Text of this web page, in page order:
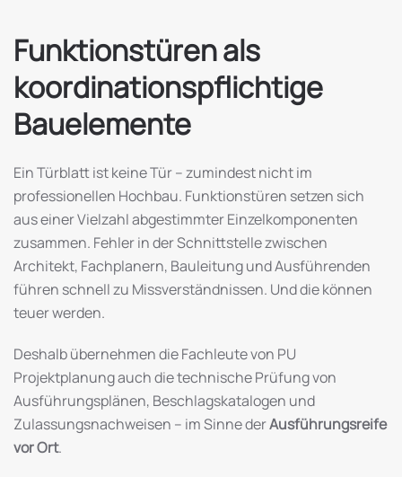
Funktionstüren als
koordinationspflichtige
Bauelemente
Ein Türblatt ist keine Tür – zumindest nicht im
professionellen Hochbau. Funktionstüren setzen sich
aus einer Vielzahl abgestimmter Einzelkomponenten
zusammen. Fehler in der Schnittstelle zwischen
Architekt, Fachplanern, Bauleitung und Ausführenden
führen schnell zu Missverständnissen. Und die können
teuer werden.
Deshalb übernehmen die Fachleute von PU
Projektplanung auch die technische Prüfung von
Ausführungsplänen, Beschlagskatalogen und
Zulassungsnachweisen – im Sinne derAusführungsreife
vor Ort.